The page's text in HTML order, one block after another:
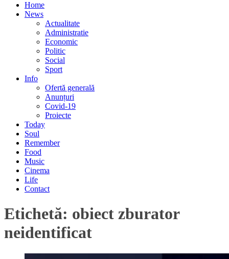
Home
News
Actualitate
Administratie
Economic
Politic
Social
Sport
Info
Ofertă generală
Anunțuri
Covid-19
Proiecte
Today
Soul
Remember
Food
Music
Cinema
Life
Contact
Etichetă: obiect zburator
neidentificat